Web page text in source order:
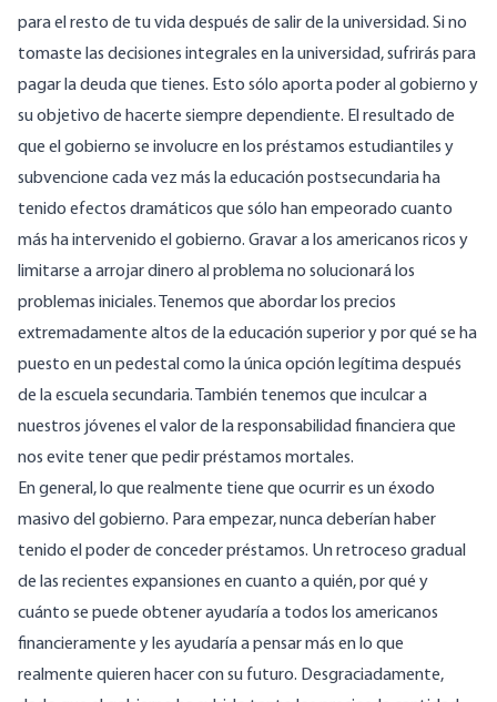
para el resto de tu vida después de salir de la universidad. Si no
tomaste las decisiones integrales en la universidad, sufrirás para
pagar la deuda que tienes. Esto sólo aporta poder al gobierno y
su objetivo de hacerte siempre dependiente. El resultado de
que el gobierno se involucre en los préstamos estudiantiles y
subvencione cada vez más la educación postsecundaria ha
tenido efectos dramáticos que sólo han empeorado cuanto
más ha intervenido el gobierno. Gravar a los americanos ricos y
limitarse a arrojar dinero al problema no solucionará los
problemas iniciales. Tenemos que abordar los precios
extremadamente altos de la educación superior y por qué se ha
puesto en un pedestal como la única opción legítima después
de la escuela secundaria. También tenemos que inculcar a
nuestros jóvenes el valor de la responsabilidad financiera que
nos evite tener que pedir préstamos mortales.
En general, lo que realmente tiene que ocurrir es un éxodo
masivo del gobierno. Para empezar, nunca deberían haber
tenido el poder de conceder préstamos. Un retroceso gradual
de las recientes expansiones en cuanto a quién, por qué y
cuánto se puede obtener ayudaría a todos los americanos
financieramente y les ayudaría a pensar más en lo que
realmente quieren hacer con su futuro. Desgraciadamente,